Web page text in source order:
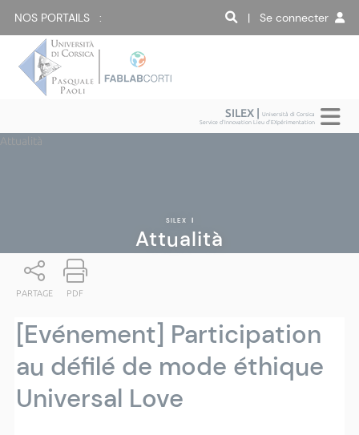
NOS PORTAILS : | Se connecter
SILEX |Università di Corsica
Service d'Innovation Lieu d'EXpérimentation
Attualità
SILEX |
Attualità
PARTAGE PDF
[Evénement] Participation
au défilé de mode éthique
Universal Love